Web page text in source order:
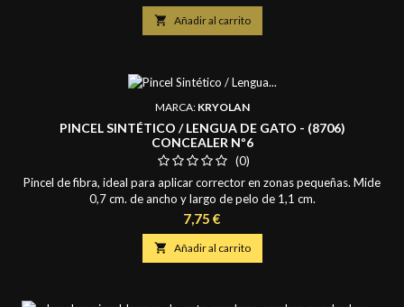
 Añadir al carrito
MARCA: KRYOLAN
PINCEL SINTÉTICO / LENGUA DE GATO - (8706)
CONCEALER Nº6
(0)
Pincel de fibra, ideal para aplicar corrector en zonas pequeñas. Mide
0,7 cm. de ancho y largo de pelo de 1,1 cm.
Precio
7,75 €
 Añadir al carrito